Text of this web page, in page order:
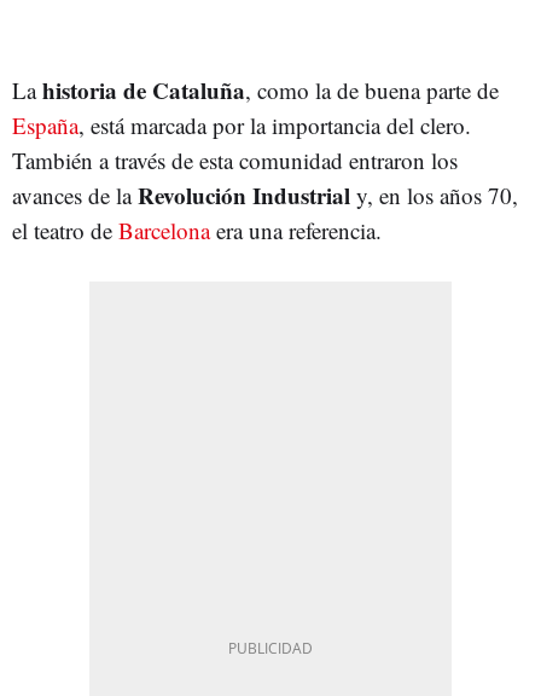
Lahistoria de Cataluña, como la de buena parte de
España, está marcada por la importancia del clero.
También a través de esta comunidad entraron los
avances de laRevolución Industrial y, en los años 70,
el teatro de Barcelonaera una referencia.